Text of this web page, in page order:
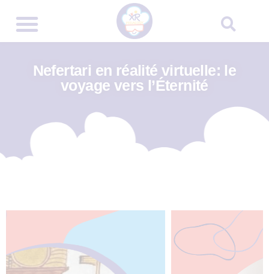
Nefertari en réalité virtuelle: le
voyage vers l’Éternité